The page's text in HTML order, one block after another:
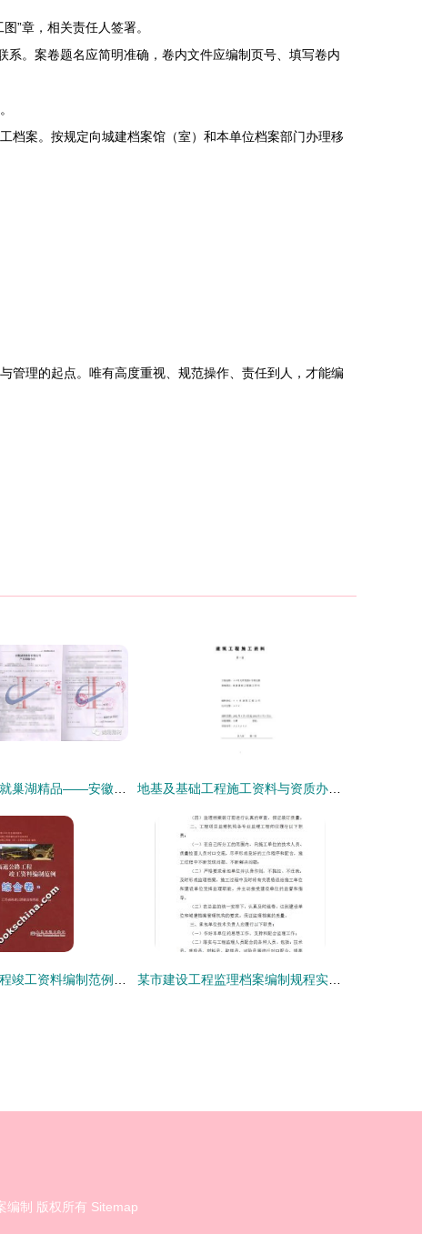
”章，相关责任人签署。
系。案卷题名应简明准确，卷内文件应编制页号、填写卷内
档案。按规定向城建档案馆（室）和本单位档案部门办理移
管理的起点。唯有高度重视、规范操作、责任到人，才能编
编制 版权所有 Sitemap